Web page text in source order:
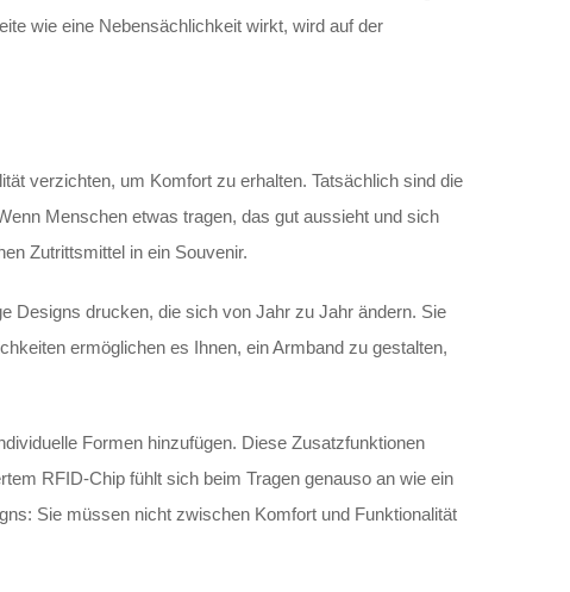
wie eine Nebensächlichkeit wirkt, wird auf der
verzichten, um Komfort zu erhalten. Tatsächlich sind die
Menschen etwas tragen, das gut aussieht und sich
Zutrittsmittel in ein Souvenir.
Designs drucken, die sich von Jahr zu Jahr ändern. Sie
ermöglichen es Ihnen, ein Armband zu gestalten,
Formen hinzufügen. Diese Zusatzfunktionen
RFID-Chip fühlt sich beim Tragen genauso an wie ein
Sie müssen nicht zwischen Komfort und Funktionalität